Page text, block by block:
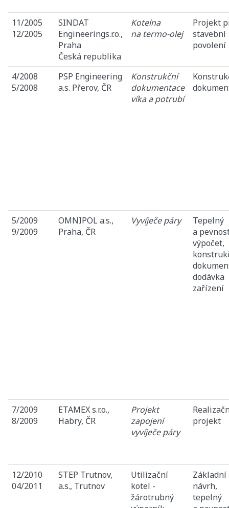
11/2005
12/2005
SINDAT
Engineerings.r.o.,
Praha
Česká republika
Kotelna
na termo-olej
Projekt
stavební
povolení
4/2008
5/2008
PSP Engineering
a.s. Přerov, ČR
Konstrukční
dokumentace
víka a potrubí
5/2009
9/2009
OMNIPOL a.s.,
Praha, ČR
Vyvíječe páry
Tepelný
a
výpočet,
dodávka
zařízení
7/2009
8/2009
ETAMEX s.r.o.,
Habry, ČR
Projekt
zapojení
vyvíječe páry
projekt
12/2010
04/2011
STEP Trutnov,
a.s., Trutnov
Utilizační
kotel -
žárotrubný
Základní
návrh,
tepelný